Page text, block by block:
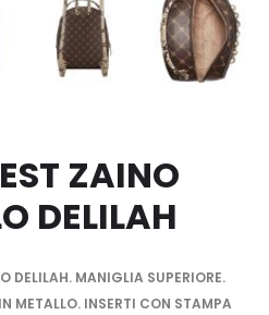
ZAINO
DELILAH
DELILAH. MANIGLIA SUPERIORE.
METALLO. INSERTI CON STAMPA